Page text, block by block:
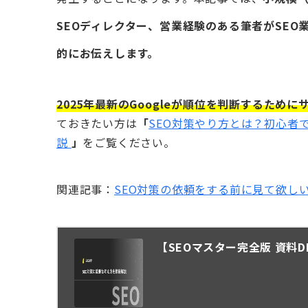
SEOディレクター、営業経験のある筆者が
的にお伝えします。
2025年最新のGoogleが順位を判断するために
ておきたい方は 「SEO対策やり方とは？初心者
説 」 をご覧ください。
関連記事： SEO対策の依頼をする前に見て欲し
【SEOマスター完全版 資料